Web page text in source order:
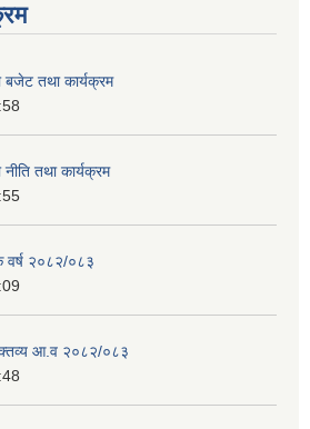
तथा कार्यक्रम
तथा कार्यक्रम
वर्ष २०८२/०८३
आ.व २०८२/०८३